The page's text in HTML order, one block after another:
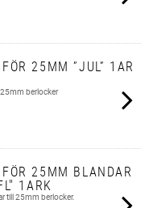
25MM ”JUL” 1AR
berlocker
25MM BLANDAR
1ARK
till 25mm berlocker.